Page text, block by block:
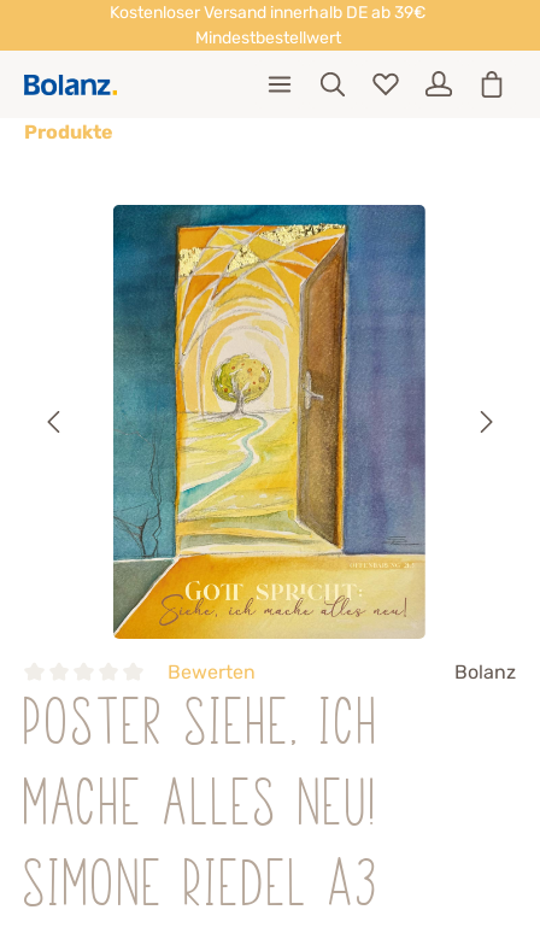
Kostenloser Versand innerhalb DE ab 39€
Mindestbestellwert
Produkte
Bewerten Bolanz
Poster Siehe, ich
mache alles neu!
Simone Riedel A3